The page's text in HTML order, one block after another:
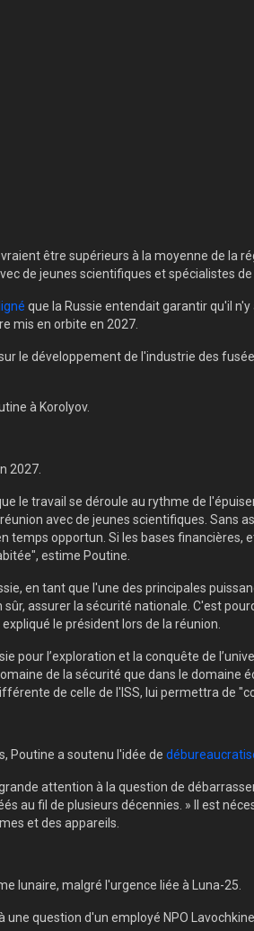
être supérieurs à la moyenne de la
de jeunes scientifiques et spécialistes
que la Russie entendait garantir qu'il
mis en orbite en 2027.
le développement de l'industrie des
à Korolyov.
2027.
le travail se déroule au rythme de
avec de jeunes scientifiques. Sans
temps opportun. Si les bases
estime Poutine.
en tant que l'une des principales
assurer la sécurité nationale. C'est
expliqué le président lors de la réunion.
pour l’exploration et la conquête de
de la sécurité que dans le domaine
de celle de l'ISS, lui permettra de
Poutine a soutenu l'idée de
attention à la question de
au fil de plusieurs décennies. » Il est
et des appareils.
lunaire, malgré l'urgence liée à Luna-25.
question d'un employé NPO